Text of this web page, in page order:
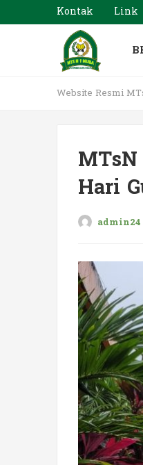
Kontak Link
Website Resmi
Hari
admin24